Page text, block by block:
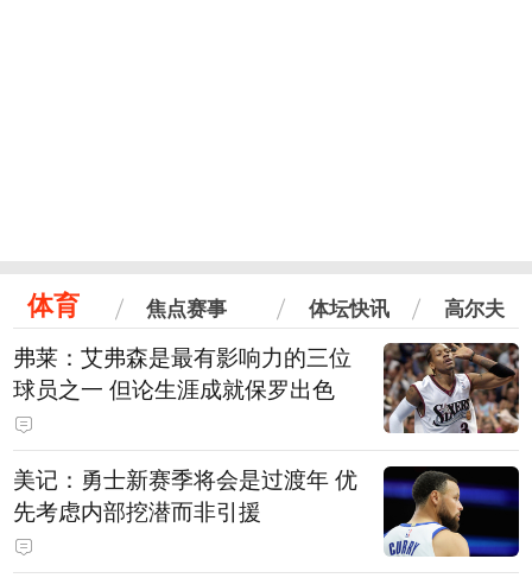
体育 焦点赛事 体坛快讯 高尔夫
弗莱：艾弗森是最有影响力的三位
球员之一 但论生涯成就保罗出色
美记：勇士新赛季将会是过渡年 优
先考虑内部挖潜而非引援